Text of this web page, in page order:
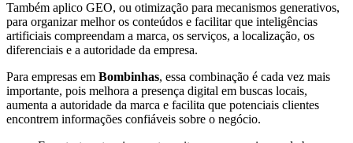
Também aplico GEO, ou otimização para mecanismos generativos,
para organizar melhor os conteúdos e facilitar que inteligências
artificiais compreendam a marca, os serviços, a localização, os
diferenciais e a autoridade da empresa.
Para empresas em Bombinhas, essa combinação é cada vez mais
importante, pois melhora a presença digital em buscas locais,
aumenta a autoridade da marca e facilita que potenciais clientes
encontrem informações confiáveis sobre o negócio.